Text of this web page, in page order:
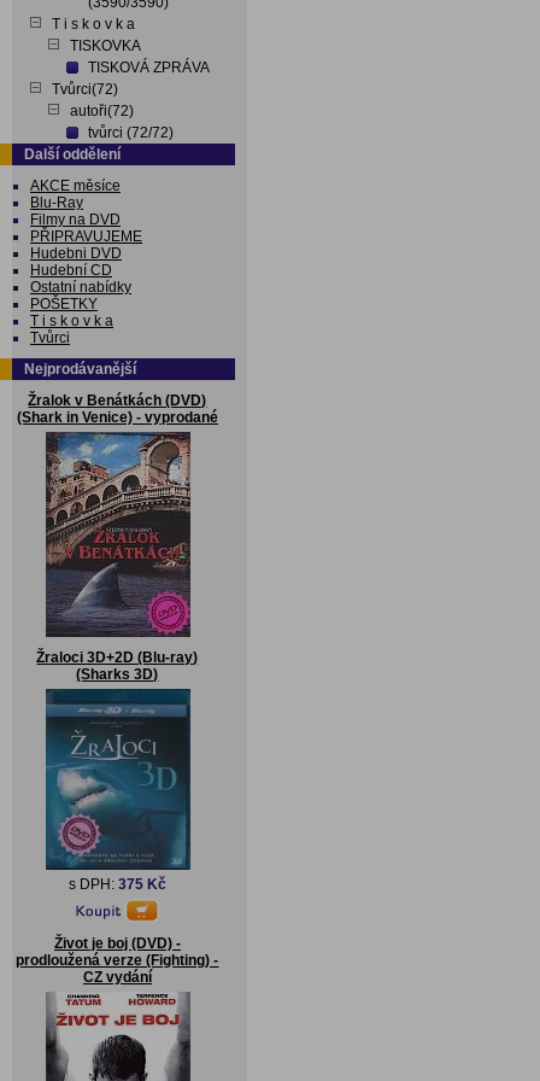
T i s k o v k a
TISKOVKA
TISKOVÁ ZPRÁVA
Tvůrci(72)
autoři(72)
tvůrci (72/72)
Další oddělení
AKCE měsíce
Blu-Ray
Filmy na DVD
PŘIPRAVUJEME
Hudebni DVD
Hudební CD
Ostatní nabídky
POŠETKY
T i s k o v k a
Tvůrci
Nejprodávanější
Žralok v Benátkách (DVD)
(Shark in Venice) - vyprodané
Žraloci 3D+2D (Blu-ray)
(Sharks 3D)
s DPH: 375 Kč
Život je boj (DVD) -
prodloužená verze (Fighting) -
CZ vydání